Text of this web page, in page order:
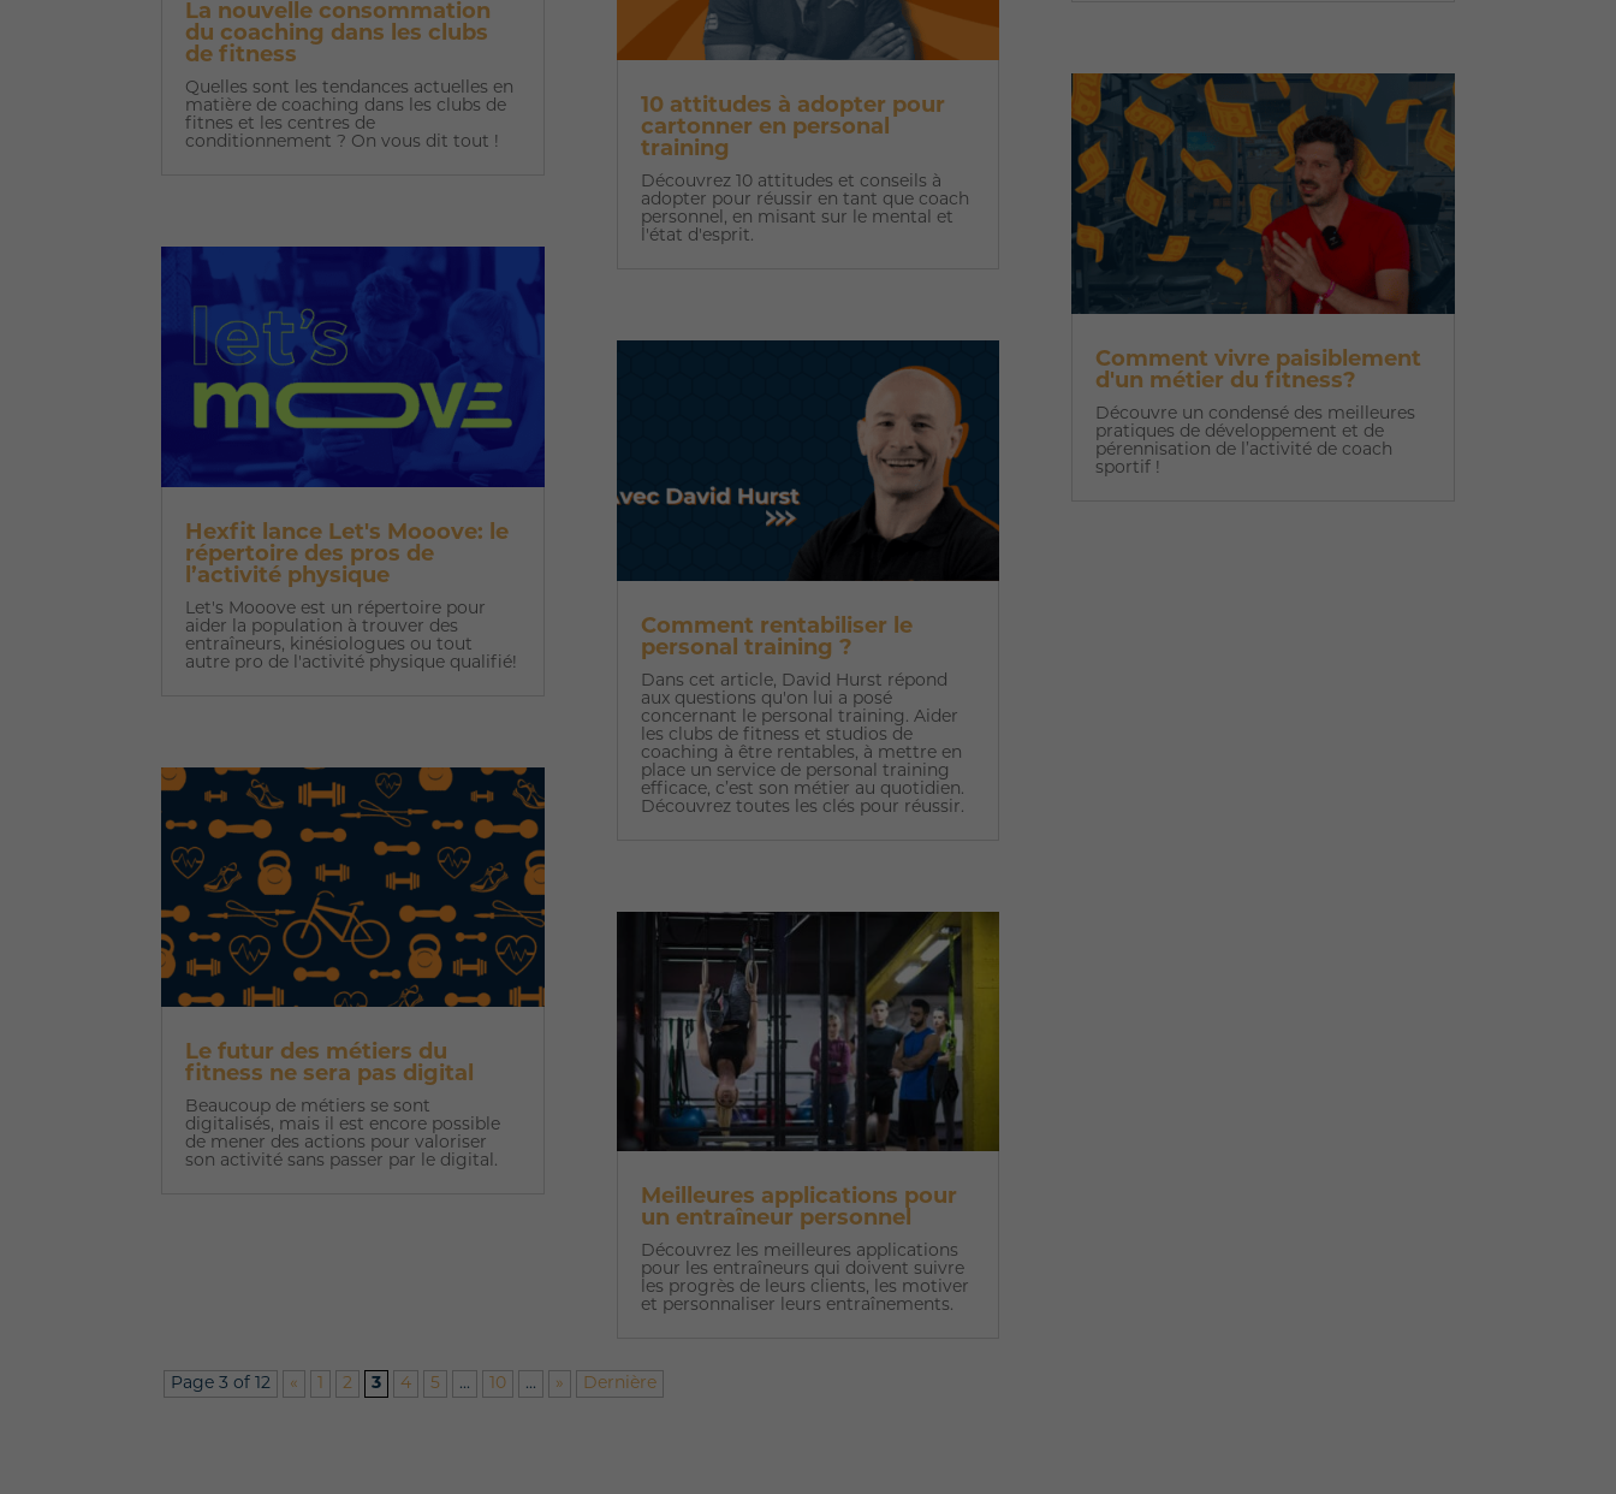
La nouvelle consommation
du coaching dans les clubs
de fitness
Quelles sont les tendances actuelles en
matière de coaching dans les clubs de
fitnes et les centres de
conditionnement ? On vous dit tout !
Hexfit lance Let's Mooove: le
répertoire des pros de
l’activité physique
Let's Mooove est un répertoire pour
aider la population à trouver des
entraîneurs, kinésiologues ou tout
autre pro de l'activité physique qualifié!
Le futur des métiers du
fitness ne sera pas digital
Beaucoup de métiers se sont
digitalisés, mais il est encore possible
de mener des actions pour valoriser
son activité sans passer par le digital.
10 attitudes à adopter pour
cartonner en personal
training
Découvrez 10 attitudes et conseils à
adopter pour réussir en tant que coach
personnel, en misant sur le mental et
l'état d'esprit.
Comment rentabiliser le
personal training ?
Dans cet article, David Hurst répond
aux questions qu'on lui a posé
concernant le personal training. Aider
les clubs de fitness et studios de
coaching à être rentables, à mettre en
place un service de personal training
efficace, c’est son métier au quotidien.
Découvrez toutes les clés pour réussir.
Meilleures applications pour
un entraîneur personnel
Découvrez les meilleures applications
pour les entraîneurs qui doivent suivre
les progrès de leurs clients, les motiver
et personnaliser leurs entraînements.
Comment vivre paisiblement
d'un métier du fitness?
Découvre un condensé des meilleures
pratiques de développement et de
pérennisation de l’activité de coach
sportif !
Page 3 of 12 « 1 2 3 4 5 ... 10 ... » Dernière